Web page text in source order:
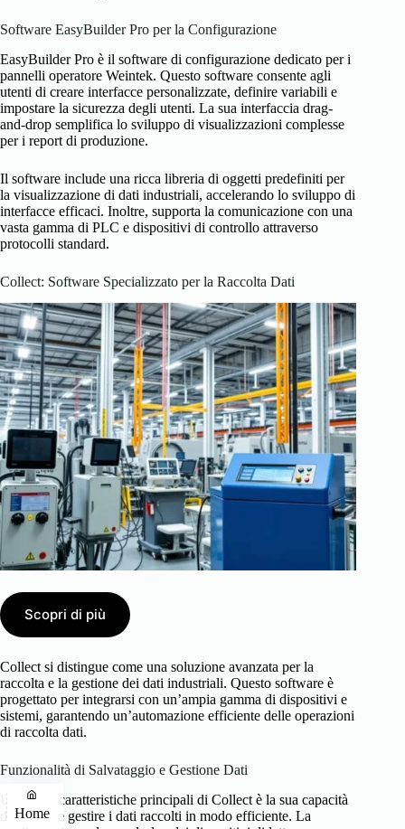
Software EasyBuilder Pro per la Configurazione
EasyBuilder Pro è il software di configurazione dedicato per i
pannelli operatore Weintek. Questo software consente agli
utenti di creare interfacce personalizzate, definire variabili e
impostare la sicurezza degli utenti. La sua interfaccia drag-
and-drop semplifica lo sviluppo di visualizzazioni complesse
per i report di produzione.
Il software include una ricca libreria di oggetti predefiniti per
la visualizzazione di dati industriali, accelerando lo sviluppo di
interfacce efficaci. Inoltre, supporta la comunicazione con una
vasta gamma di PLC e dispositivi di controllo attraverso
protocolli standard.
Collect: Software Specializzato per la Raccolta Dati
Scopri di più
Collect si distingue come una soluzione avanzata per la
raccolta e la gestione dei dati industriali. Questo software è
progettato per integrarsi con un’ampia gamma di dispositivi e
sistemi, garantendo un’automazione efficiente delle operazioni
di raccolta dati.
Funzionalità di Salvataggio e Gestione Dati
Una delle caratteristiche principali di Collect è la sua capacità
di salvare e gestire i dati raccolti in modo efficiente. La
Home